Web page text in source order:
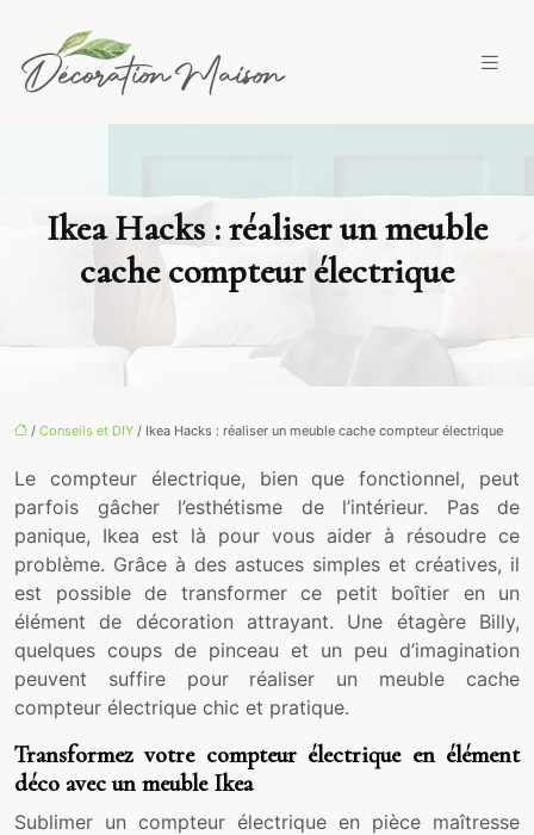
Ikea Hacks : réaliser un meuble
cache compteur électrique
/ Conseils et DIY / Ikea Hacks : réaliser un meuble cache compteur électrique
Le compteur électrique, bien que fonctionnel, peut
parfois gâcher l’esthétisme de l’intérieur. Pas de
panique, Ikea est là pour vous aider à résoudre ce
problème. Grâce à des astuces simples et créatives, il
est possible de transformer ce petit boîtier en un
élément de décoration attrayant. Une étagère Billy,
quelques coups de pinceau et un peu d’imagination
peuvent suffire pour réaliser un meuble cache
compteur électrique chic et pratique.
Transformez votre compteur électrique en élément
déco avec un meuble Ikea
Sublimer un compteur électrique en pièce maîtresse